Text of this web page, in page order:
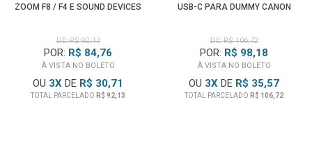
ZOOM F8 / F4 E SOUND DEVICES
DE: R$ 92,13
POR: R$ 84,76
À VISTA NO BOLETO
OU 3X DE R$ 30,71
TOTAL PARCELADO R$ 92,13
USB-C PARA DUMMY CANON
DE: R$ 106,72
POR: R$ 98,18
À VISTA NO BOLETO
OU 3X DE R$ 35,57
TOTAL PARCELADO R$ 106,72